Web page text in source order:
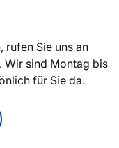
rufen Sie uns an
Wir sind Montag bis
für Sie da.